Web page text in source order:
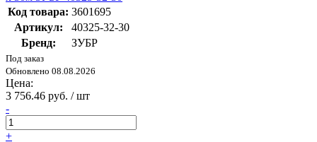
Код товара: 3601695
Артикул:
40325-32-30
Бренд:
ЗУБР
Под заказ
Обновлено 08.08.2026
Цена:
3 756.46 руб. / шт
-
+